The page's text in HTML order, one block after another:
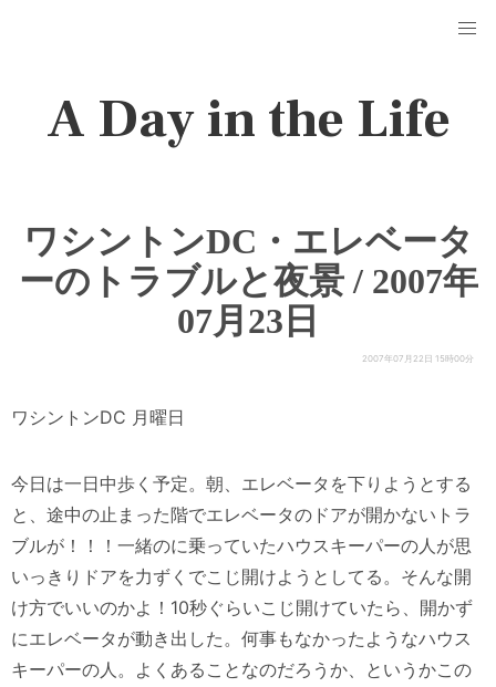
A Day in the Life
ワシントンDC・エレベータ
ーのトラブルと夜景 / 2007年
07月23日
2007年07月22日 15時00分
ワシントンDC 月曜日
今日は一日中歩く予定。朝、エレベータを下りようとする
と、途中の止まった階でエレベータのドアが開かないトラ
ブルが！！！一緒のに乗っていたハウスキーパーの人が思
いっきりドアを力ずくでこじ開けようとしてる。そんな開
け方でいいのかよ！10秒ぐらいこじ開けていたら、開かず
にエレベータが動き出した。何事もなかったようなハウス
キーパーの人。よくあることなのだろうか、というかこの